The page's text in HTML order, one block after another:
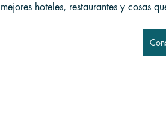
mejores hoteles, restaurantes y cosas